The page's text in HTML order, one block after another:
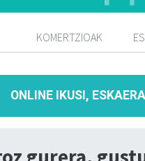
KOMERTZIOAK
ONLINE IKUSI,